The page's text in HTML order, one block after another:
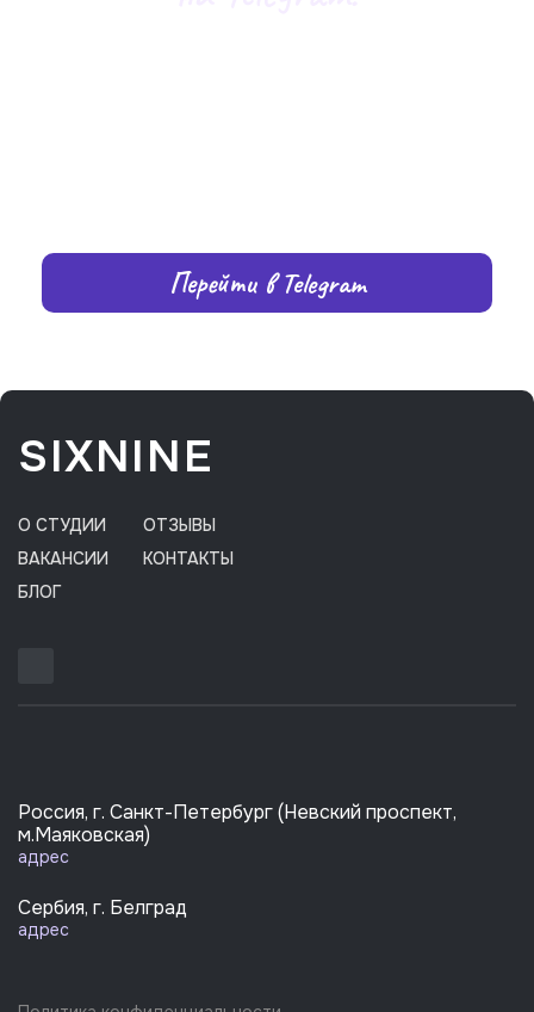
Перейти в Telegram
SIXNINE
О СТУДИИ
ОТЗЫВЫ
ВАКАНСИИ
КОНТАКТЫ
БЛОГ
Россия, г. Санкт-Петербург (Невский проспект,
м.Маяковская)
адрес
Сербия, г. Белград
адрес